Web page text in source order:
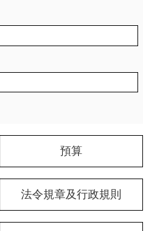
預算
法令規章及行政規則